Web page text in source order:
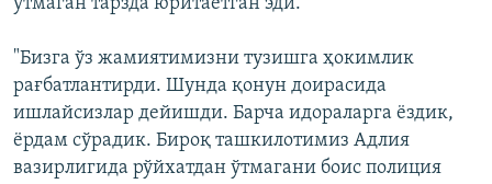
ўтмаган тарзда юритаётган эди.
"Бизга ўз жамиятимизни тузишга ҳокимлик
рағбатлантирди. Шунда қонун доирасида
ишлайсизлар дейишди. Барча идораларга ёздик,
ёрдам сўрадик. Бироқ ташкилотимиз Адлия
вазирлигида рўйхатдан ўтмагани боис полиция